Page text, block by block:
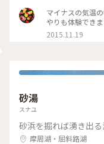
マイナスの気温
2015.11.19
砂湯
スナユ
砂浜を掘れば湧き出る
摩周湖・屈斜路湖